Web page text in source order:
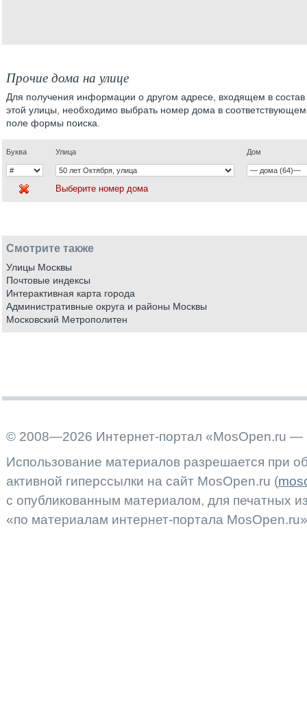
Прочие дома на улице
Для получения информации о другом адресе, входящем в состав
этой улицы, необходимо выбрать номер дома в соответствующем
поле формы поиска.
Буква Улица Дом
Выберите номер дома
Смотрите также
Улицы Москвы
Почтовые индексы
Интерактивная карта города
Административные округа и районы Москвы
Московский Метрополитен
© 2008—2026 Интернет-портал «MosOpen.ru —
Использование материалов разрешается при
активной гиперссылки на сайт MosOpen.ru (
с опубликованным материалом, для печатных
«по материалам интернет-портала